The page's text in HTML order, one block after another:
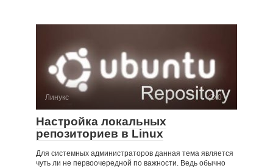
Линукс 0
Настройка локальных
репозиториев в Linux
Для системных администраторов данная тема является
чуть ли не первоочередной по важности. Ведь обычно